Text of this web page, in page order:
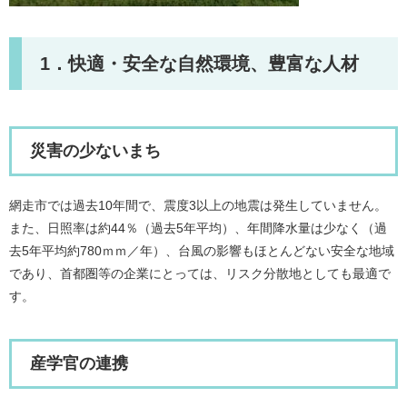
1．快適・安全な自然環境、豊富な人材
災害の少ないまち
網走市では過去10年間で、震度3以上の地震は発生していません。
また、日照率は約44％（過去5年平均）、年間降水量は少なく（過
去5年平均約780ｍｍ／年）、台風の影響もほとんどない安全な地域
であり、首都圏等の企業にとっては、リスク分散地としても最適で
す。
産学官の連携